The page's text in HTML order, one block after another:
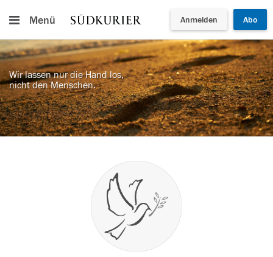
Menü Anmelden Abo
Wir lassen nur die Hand los,
nicht den Menschen.